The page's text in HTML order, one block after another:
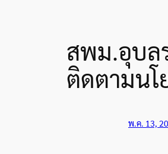
สพม.อุบล
ติดตามนโ
พ.ค. 13,